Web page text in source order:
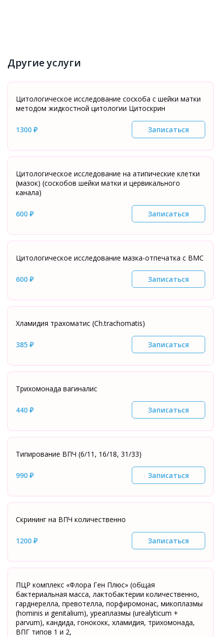
Другие услуги
Цитологическое исследование соскоба с шейки матки
методом жидкостной цитологии Цитоскрин
1300 ₽ Записаться
Цитологическое исследование на атипические клетки
(мазок) (соскобов шейки матки и цервикального
канала)
600 ₽ Записаться
Цитологическое исследование мазка-отпечатка с ВМС
600 ₽ Записаться
Хламидия трахоматис (Ch.trachomatis)
385 ₽ Записаться
Трихомонада вагиналис
440 ₽ Записаться
Типирование ВПЧ (6/11, 16/18, 31/33)
990 ₽ Записаться
Скрининг на ВПЧ количественно
1200 ₽ Записаться
ПЦР комплекс «Флора Ген Плюс» (общая
бактериальная масса, лактобактерии количественно,
гарднерелла, превотелла, порфиромонас, микоплазмы
(hominis и genitalium), уреаплазмы (urealyticum +
parvum), кандида, гонококк, хламидия, трихомонада,
ВПГ типов 1 и 2,